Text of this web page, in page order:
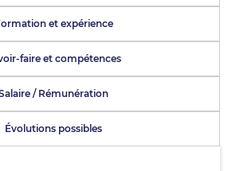
et expérience
faire et compétences
/ Rémunération
Évolutions possibles